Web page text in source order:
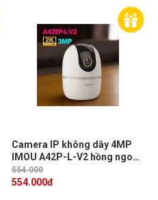
Camera IP không dây 4MP
IMOU A42P-L-V2 hồng ngoại
10m, phát hiện âm thanh bất
thường, đàm thoại 2 chiều
554.000
554.000đ